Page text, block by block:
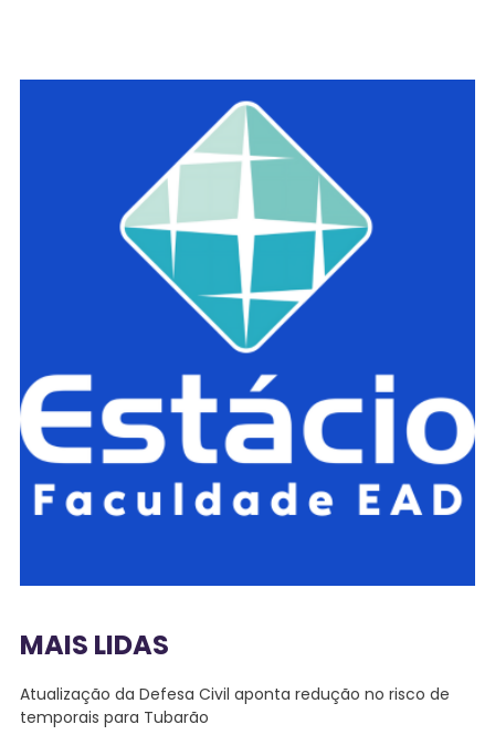
MAIS LIDAS
Atualização da Defesa Civil aponta redução no risco de
temporais para Tubarão